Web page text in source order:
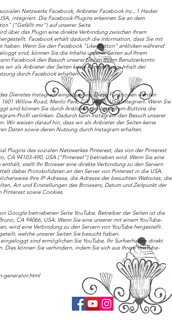
Netzwerks Facebook, Anbieter Facebook Inc., 1 Hacker
integriert. Die Facebook-Plugins erkennen Sie an dem
("Gefällt mir") auf unserer Seite.
über das Plugin eine direkte Verbindung zwischen Ihrem
Facebook erhält dadurch die Information, dass Sie mit
haben. Wenn Sie den Facebook "Like-Button" anklicken während
sind, können Sie die Inhalte unserer Seiten auf Ihrem
Facebook den Besuch unserer Seiten Ihrem Benutzerkonto
wir als Anbieter der Seiten keine Kenntnis vom Inhalt der
durch Facebook erhalten.
Dienstes Instagram eingebunden. Diese Funktionen werden
Willow Road, Menlo Park, CA, 94025, USA integriert. Wenn Sie
sind können Sie durch Anklicken des Instagram-Buttons die
Profil verlinken. Dadurch kann Instagram den Besuch unserer
Wir weisen darauf hin, dass wir als Anbieter der Seiten keine
Daten sowie deren Nutzung durch Instagram erhalten.
Plugins des sozialen Netzwerkes Pinterest, das von der Pinterest
CA 94103-490, USA ("Pinterest") betrieben wird. Wenn Sie eine
enthält, stellt Ihr Browser eine direkte Verbindung zu den Servern
dabei Protokolldaten an den Server von Pinterest in die USA.
Ihre IP-Adresse, die Adresse der besuchten Websites, die
Art und Einstellungen des Browsers, Datum und Zeitpunkt der
Pinterest sowie Cookies.
Google betriebenen Seite YouTube. Betreiber der Seiten ist die
CA 94066, USA. Wenn Sie eine unserer mit einem YouTube-
wird eine Verbindung zu den Servern von YouTube hergestellt.
welche unserer Seiten Sie besucht haben.
sind ermöglichen Sie YouTube, Ihr Surfverhalten direkt
Dies können Sie verhindern, indem Sie sich aus Ihrem YouTube-
generator.html